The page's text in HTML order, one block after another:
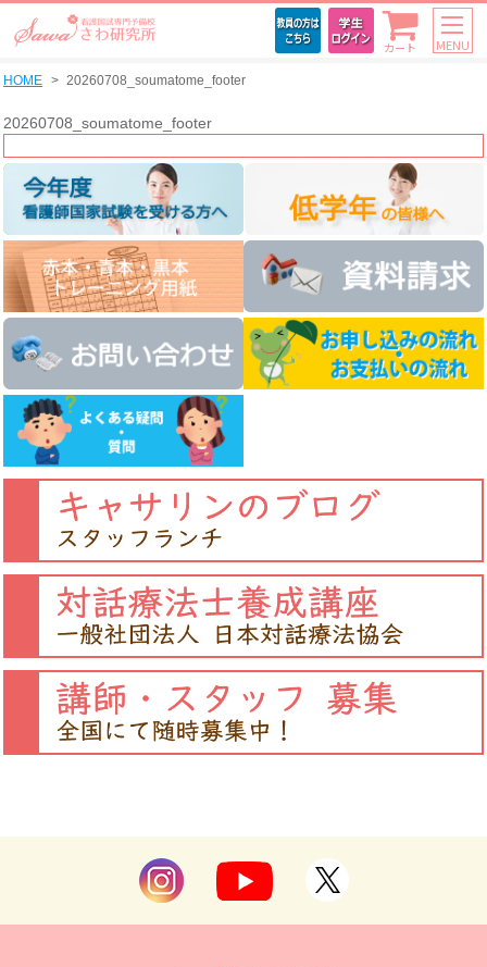
カート MENU
HOME 20260708_soumatome_footer
20260708_soumatome_footer